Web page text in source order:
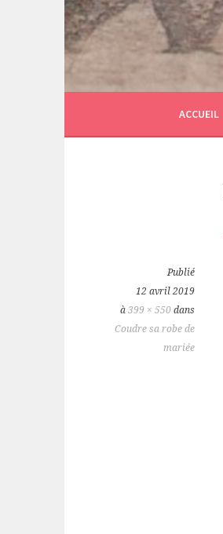
ACCUEIL
Publié
12 avril 2019
à 399 × 550 dans
Coudre sa robe de
mariée